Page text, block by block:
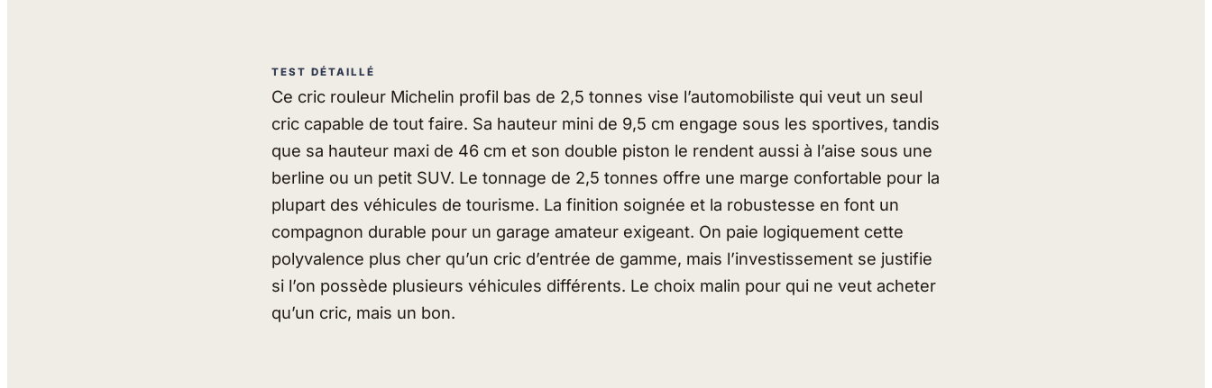
TEST DÉTAILLÉ
Ce cric rouleur Michelin profil bas de 2,5 tonnes vise l’automobiliste qui veut un seul
cric capable de tout faire. Sa hauteur mini de 9,5 cm engage sous les sportives, tandis
que sa hauteur maxi de 46 cm et son double piston le rendent aussi à l’aise sous une
berline ou un petit SUV. Le tonnage de 2,5 tonnes offre une marge confortable pour la
plupart des véhicules de tourisme. La finition soignée et la robustesse en font un
compagnon durable pour un garage amateur exigeant. On paie logiquement cette
polyvalence plus cher qu’un cric d’entrée de gamme, mais l’investissement se justifie
si l’on possède plusieurs véhicules différents. Le choix malin pour qui ne veut acheter
qu’un cric, mais un bon.